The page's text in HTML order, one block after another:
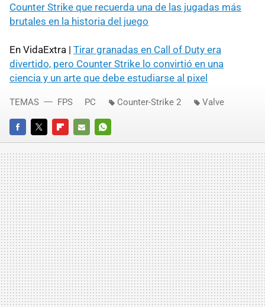
Counter Strike que recuerda una de las jugadas más
brutales en la historia del juego
En VidaExtra | Tirar granadas en Call of Duty era
divertido, pero Counter Strike lo convirtió en una
ciencia y un arte que debe estudiarse al pixel
FACEBOOKTWITTERFLIPBOARD
E-
MAIL
WHATSAPP
TEMAS FPS PC Counter-Strike 2 Valve